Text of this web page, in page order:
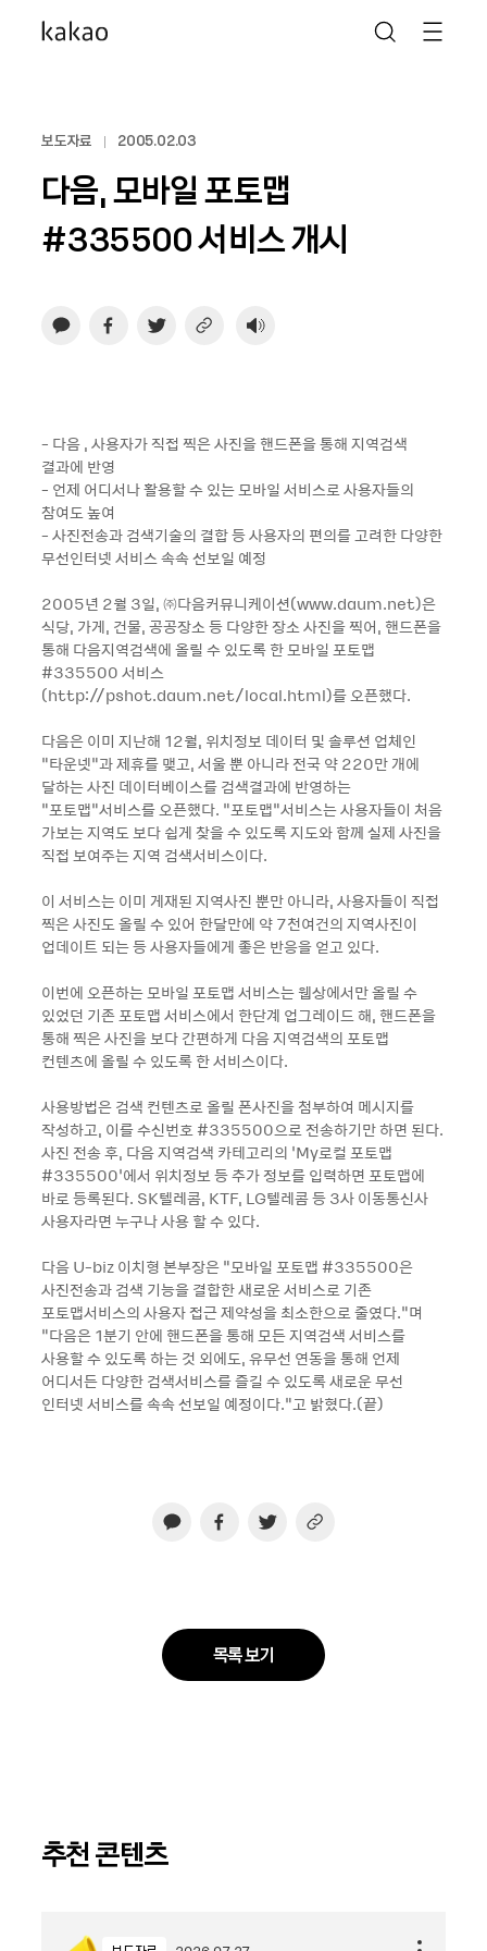
보도자료 2005.02.03
다음, 모바일 포토맵
#335500 서비스 개시
- 다음 , 사용자가 직접 찍은 사진을 핸드폰을 통해 지역검색
결과에 반영
- 언제 어디서나 활용할 수 있는 모바일 서비스로 사용자들의
참여도 높여
- 사진전송과 검색기술의 결합 등 사용자의 편의를 고려한 다양한
무선인터넷 서비스 속속 선보일 예정
2005년 2월 3일, ㈜다음커뮤니케이션(www.daum.net)은
식당, 가게, 건물, 공공장소 등 다양한 장소 사진을 찍어, 핸드폰을
통해 다음지역검색에 올릴 수 있도록 한 모바일 포토맵
#335500 서비스
(http://pshot.daum.net/local.html)를 오픈했다.
다음은 이미 지난해 12월, 위치정보 데이터 및 솔루션 업체인
“타운넷“과 제휴를 맺고, 서울 뿐 아니라 전국 약 220만 개에
달하는 사진 데이터베이스를 검색결과에 반영하는
“포토맵“서비스를 오픈했다. “포토맵“서비스는 사용자들이 처음
가보는 지역도 보다 쉽게 찾을 수 있도록 지도와 함께 실제 사진을
직접 보여주는 지역 검색서비스이다.
이 서비스는 이미 게재된 지역사진 뿐만 아니라, 사용자들이 직접
찍은 사진도 올릴 수 있어 한달만에 약 7천여건의 지역사진이
업데이트 되는 등 사용자들에게 좋은 반응을 얻고 있다.
이번에 오픈하는 모바일 포토맵 서비스는 웹상에서만 올릴 수
있었던 기존 포토맵 서비스에서 한단계 업그레이드 해, 핸드폰을
통해 찍은 사진을 보다 간편하게 다음 지역검색의 포토맵
컨텐츠에 올릴 수 있도록 한 서비스이다.
사용방법은 검색 컨텐츠로 올릴 폰사진을 첨부하여 메시지를
작성하고, 이를 수신번호 #335500으로 전송하기만 하면 된다.
사진 전송 후, 다음 지역검색 카테고리의 ‘My로컬 포토맵
#335500’에서 위치정보 등 추가 정보를 입력하면 포토맵에
바로 등록된다. SK텔레콤, KTF, LG텔레콤 등 3사 이동통신사
사용자라면 누구나 사용 할 수 있다.
다음 U-biz 이치형 본부장은 “모바일 포토맵 #335500은
사진전송과 검색 기능을 결합한 새로운 서비스로 기존
포토맵서비스의 사용자 접근 제약성을 최소한으로 줄였다.”며
“다음은 1분기 안에 핸드폰을 통해 모든 지역검색 서비스를
사용할 수 있도록 하는 것 외에도, 유무선 연동을 통해 언제
어디서든 다양한 검색서비스를 즐길 수 있도록 새로운 무선
인터넷 서비스를 속속 선보일 예정이다.”고 밝혔다.(끝)
목록 보기
추천 콘텐츠